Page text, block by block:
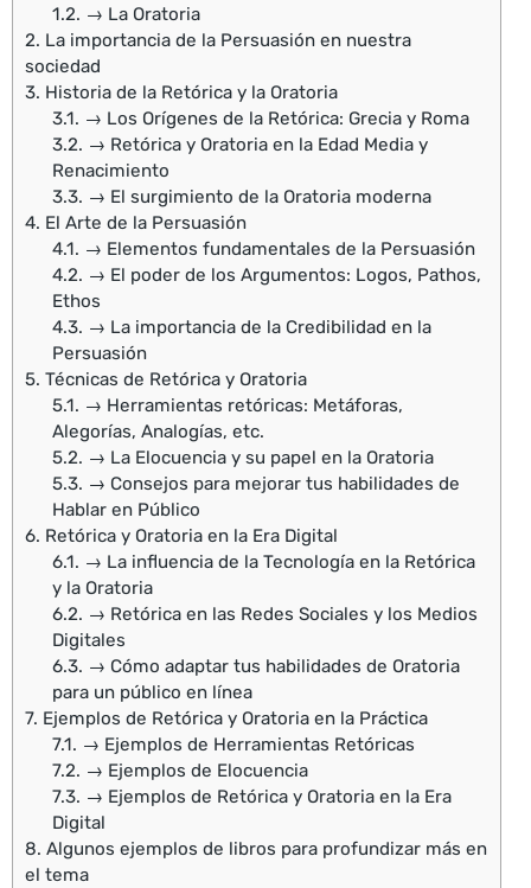
1.2. → La Oratoria
2. La importancia de la Persuasión en nuestra
sociedad
3. Historia de la Retórica y la Oratoria
3.1. → Los Orígenes de la Retórica: Grecia y Roma
3.2. → Retórica y Oratoria en la Edad Media y
Renacimiento
3.3. → El surgimiento de la Oratoria moderna
4. El Arte de la Persuasión
4.1. → Elementos fundamentales de la Persuasión
4.2. → El poder de los Argumentos: Logos, Pathos,
Ethos
4.3. → La importancia de la Credibilidad en la
Persuasión
5. Técnicas de Retórica y Oratoria
5.1. → Herramientas retóricas: Metáforas,
Alegorías, Analogías, etc.
5.2. → La Elocuencia y su papel en la Oratoria
5.3. → Consejos para mejorar tus habilidades de
Hablar en Público
6. Retórica y Oratoria en la Era Digital
6.1. → La influencia de la Tecnología en la Retórica
y la Oratoria
6.2. → Retórica en las Redes Sociales y los Medios
Digitales
6.3. → Cómo adaptar tus habilidades de Oratoria
para un público en línea
7. Ejemplos de Retórica y Oratoria en la Práctica
7.1. → Ejemplos de Herramientas Retóricas
7.2. → Ejemplos de Elocuencia
7.3. → Ejemplos de Retórica y Oratoria en la Era
Digital
8. Algunos ejemplos de libros para profundizar más en
el tema